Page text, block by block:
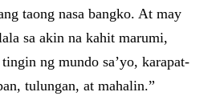
taong nasa bangko. At may
sa akin na kahit marumi,
ng mundo sa’yo, karapat-
tulungan, at mahalin.”